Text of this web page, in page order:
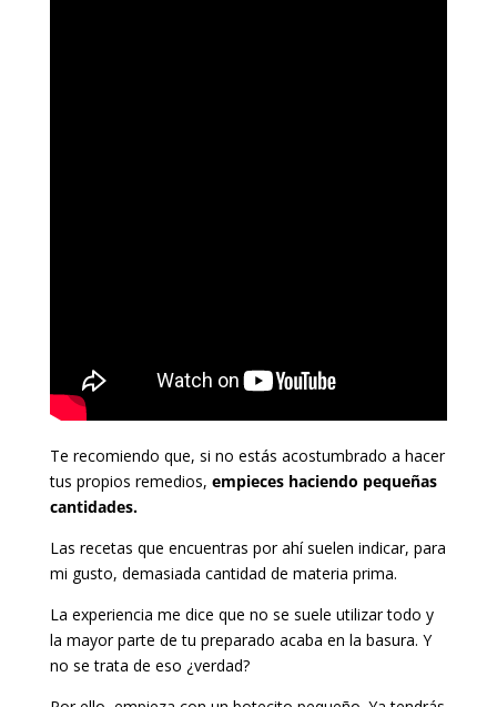
Te recomiendo que, si no estás acostumbrado a hacer
tus propios remedios, empieces haciendo pequeñas
cantidades.
Las recetas que encuentras por ahí suelen indicar, para
mi gusto, demasiada cantidad de materia prima.
La experiencia me dice que no se suele utilizar todo y
la mayor parte de tu preparado acaba en la basura. Y
no se trata de eso ¿verdad?